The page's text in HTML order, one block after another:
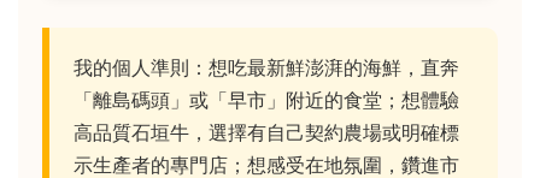
我的個人準則：想吃最新鮮澎湃的海鮮，直奔
「離島碼頭」或「早市」附近的食堂；想體驗
高品質石垣牛，選擇有自己契約農場或明確標
示生產者的專門店；想感受在地氛圍，鑽進市